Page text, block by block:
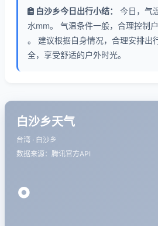
白沙乡今日出行小结：
今日，气
水mm。 气温条件一般，合理控制
。 建议根据自身情况，合理安排出
全，享受舒适的户外时光。
白沙乡天气
台湾 · 白沙乡
数据来源：腾讯官方API
°